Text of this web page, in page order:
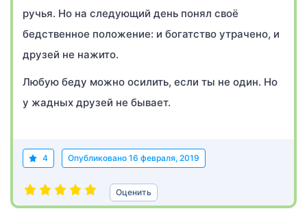
ручья. Но на следующий день понял своё
бедственное положение: и богатство утрачено, и
друзей не нажито.
Любую беду можно осилить, если ты не один. Но
у жадных друзей не бывает.
4 Опубликовано 16 февраля, 2019
Оценить